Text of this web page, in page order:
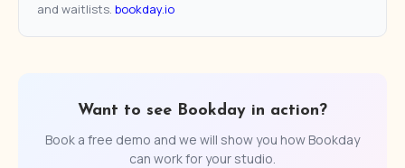
and waitlists. bookday.io
Want to see Bookday in action?
Book a free demo and we will show you how Bookday
can work for your studio.